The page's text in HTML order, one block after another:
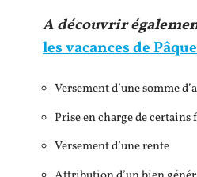
A découvrir
les vacances de
Versement d’une somme
Prise en charge de certains
Versement d’une rente